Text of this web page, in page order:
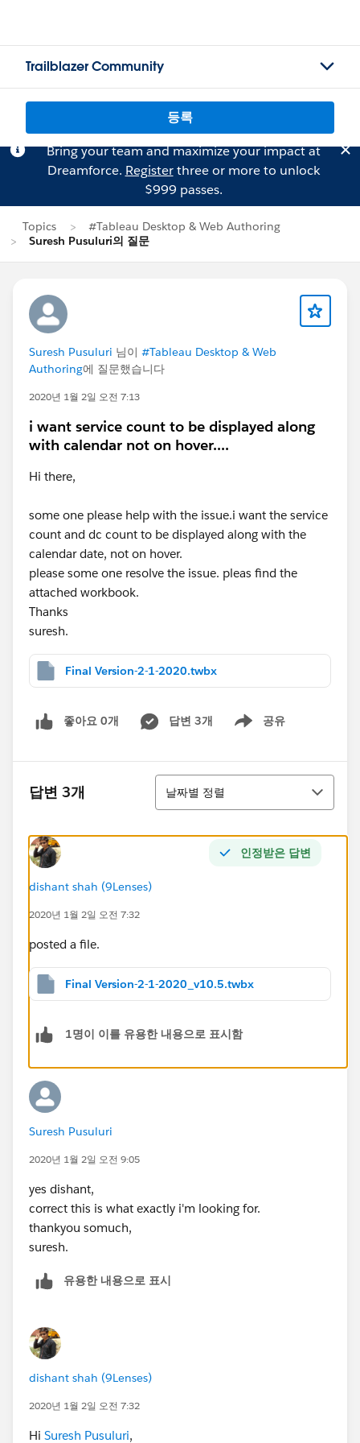
Trailblazer Community
등록
Bring your team and maximize your impact at
Dreamforce. Registerthree or more to unlock
$999 passes.
Topics
#Tableau Desktop & Web Authoring
Suresh Pusuluri의 질문
Suresh Pusuluri 님이 #Tableau Desktop & Web
Authoring에 질문했습니다
2020년 1월 2일 오전 7:13
i want service count to be displayed along
with calendar not on hover....
Hi there,
some one please help with the issue.i want the service
count and dc count to be displayed along with the
calendar date, not on hover.
please some one resolve the issue. pleas find the
attached workbook.
Thanks
suresh.
Final Version-2-1-2020.twbx
좋아요 0개 답변 3개 공유
Show menu
답변 3개
정렬
날짜별 정렬
인정받은 답변
dishant shah (9Lenses)
2020년 1월 2일 오전 7:32
posted a file.
Final Version-2-1-2020_v10.5.twbx
1명이 이를 유용한 내용으로 표시함
Suresh Pusuluri
2020년 1월 2일 오전 9:05
yes dishant,
correct this is what exactly i'm looking for.
thankyou somuch,
suresh.
유용한 내용으로 표시
dishant shah (9Lenses)
2020년 1월 2일 오전 7:32
Hi Suresh Pusuluri,